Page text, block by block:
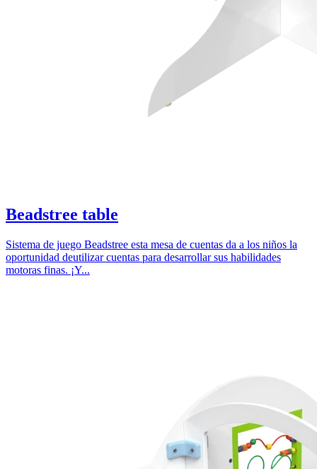
Beadstree table
Sistema de juego Beadstree esta mesa de cuentas da a los niños la
oportunidad deutilizar cuentas para desarrollar sus habilidades
motoras finas. ¡Y...